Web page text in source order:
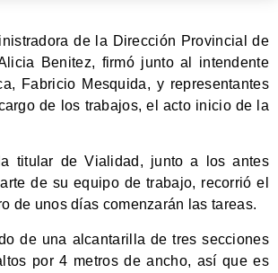
de la Dirección Provincial de
Benitez, firmó junto al intendente
Fabricio Mesquida, y representantes
de los trabajos, el acto inicio de la
titular de Vialidad, junto a los antes
de su equipo de trabajo, recorrió el
de unos días comenzarán las tareas.
de una alcantarilla de tres secciones
por 4 metros de ancho, así que es